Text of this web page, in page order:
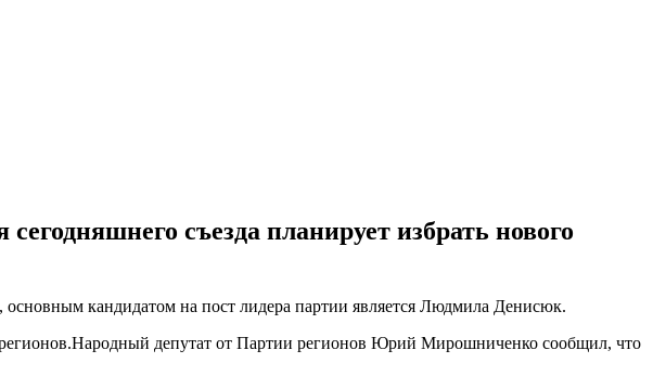
съезда планирует избрать нового
кандидатом на пост лидера партии является Людмила Денисюк.
депутат от Партии регионов Юрий Мирошниченко сообщил, что